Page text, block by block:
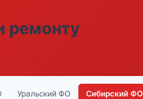
ремонту
Уральский ФО Сибирский ФО